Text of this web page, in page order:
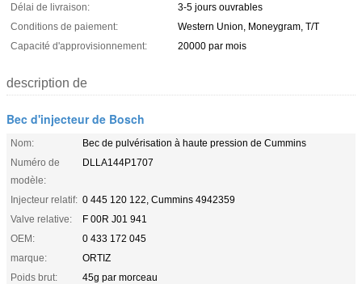
Délai de livraison:
3-5 jours ouvrables
Conditions de paiement:
Western Union, Moneygram, T/T
Capacité d'approvisionnement:
20000 par mois
description de
Bec d'injecteur de Bosch
Nom:
Bec de pulvérisation à haute pression de Cummins
Numéro de
modèle:
DLLA144P1707
Injecteur relatif: 0 445 120 122, Cummins 4942359
Valve relative:
F 00R J01 941
OEM:
0 433 172 045
marque:
ORTIZ
Poids brut:
45g par morceau